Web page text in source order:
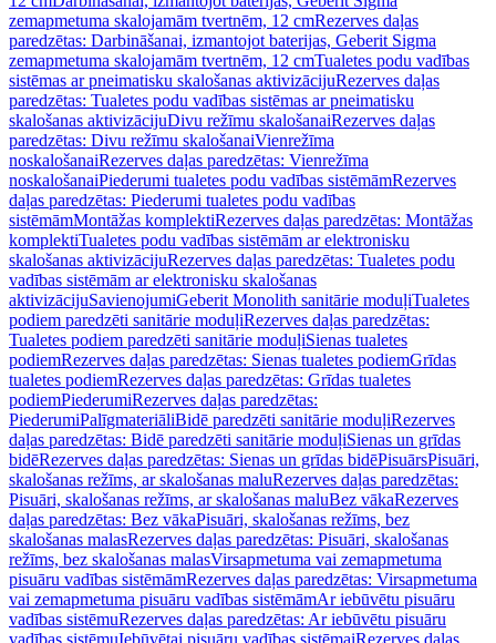
zemapmetuma skalojamām tvertnēm, 12 cmRezerves daļas
paredzētas: Darbināšanai, izmantojot baterijas, Geberit Sigma
zemapmetuma skalojamām tvertnēm, 12 cmTualetes podu vadības
sistēmas ar pneimatisku skalošanas aktivizācijuRezerves daļas
paredzētas: Tualetes podu vadības sistēmas ar pneimatisku
skalošanas aktivizācijuDivu režīmu skalošanaiRezerves daļas
paredzētas: Divu režīmu skalošanaiVienrežīma
noskalošanaiRezerves daļas paredzētas: Vienrežīma
noskalošanaiPiederumi tualetes podu vadības sistēmāmRezerves
daļas paredzētas: Piederumi tualetes podu vadības
sistēmāmMontāžas komplektiRezerves daļas paredzētas: Montāžas
komplektiTualetes podu vadības sistēmām ar elektronisku
skalošanas aktivizācijuRezerves daļas paredzētas: Tualetes podu
vadības sistēmām ar elektronisku skalošanas
aktivizācijuSavienojumiGeberit Monolith sanitārie moduļiTualetes
podiem paredzēti sanitārie moduļiRezerves daļas paredzētas:
Tualetes podiem paredzēti sanitārie moduļiSienas tualetes
podiemRezerves daļas paredzētas: Sienas tualetes podiemGrīdas
tualetes podiemRezerves daļas paredzētas: Grīdas tualetes
podiemPiederumiRezerves daļas paredzētas:
PiederumiPalīgmateriāliBidē paredzēti sanitārie moduļiRezerves
daļas paredzētas: Bidē paredzēti sanitārie moduļiSienas un grīdas
bidēRezerves daļas paredzētas: Sienas un grīdas bidēPisuārsPisuāri,
skalošanas režīms, ar skalošanas maluRezerves daļas paredzētas:
Pisuāri, skalošanas režīms, ar skalošanas maluBez vākaRezerves
daļas paredzētas: Bez vākaPisuāri, skalošanas režīms, bez
skalošanas malasRezerves daļas paredzētas: Pisuāri, skalošanas
režīms, bez skalošanas malasVirsapmetuma vai zemapmetuma
pisuāru vadības sistēmāmRezerves daļas paredzētas: Virsapmetuma
vai zemapmetuma pisuāru vadības sistēmāmAr iebūvētu pisuāru
vadības sistēmuRezerves daļas paredzētas: Ar iebūvētu pisuāru
vadības sistēmuIebūvētai pisuāru vadības sistēmaiRezerves daļas